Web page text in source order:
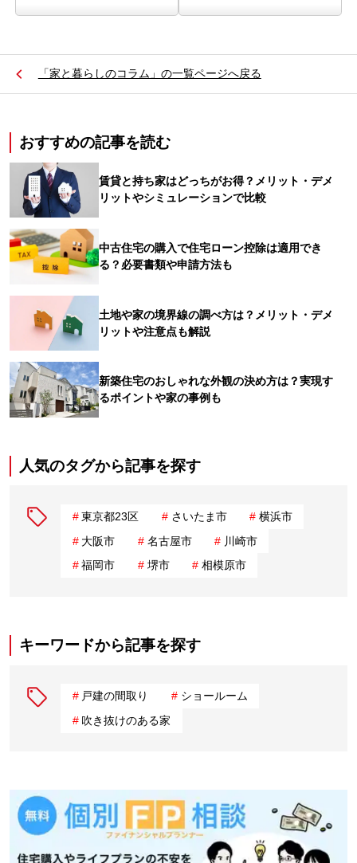
「家と暮らしのコラム」の一覧ページへ戻る
おすすめの記事を読む
賃貸と持ち家はどっちがお得？メリット・デメ
リットやシミュレーションで比較
中古住宅の購入で住宅ローン控除は適用でき
る？必要書類や申請方法も
土地や家の境界線の調べ方は？メリット・デメ
リットや注意点も解説
新築住宅のおしゃれな外観の決め方は？実現す
るポイントや家の事例も
人気のタグから記事を探す
東京都23区 さいたま市
横浜市
大阪市
名古屋市
川崎市
福岡市
堺市 相模原市
キーワードから記事を探す
戸建の間取り
ショールーム
吹き抜けのある家